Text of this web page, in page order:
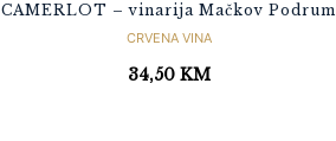
CAMERLOT – vinarija Mačkov Podrum
CRVENA VINA
34,50 KM